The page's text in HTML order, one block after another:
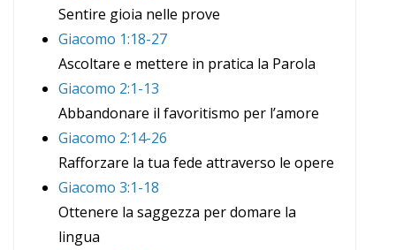
Sentire gioia nelle prove
Giacomo 1:18-27
Ascoltare e mettere in pratica la Parola
Giacomo 2:1-13
Abbandonare il favoritismo per l’amore
Giacomo 2:14-26
Rafforzare la tua fede attraverso le opere
Giacomo 3:1-18
Ottenere la saggezza per domare la
lingua